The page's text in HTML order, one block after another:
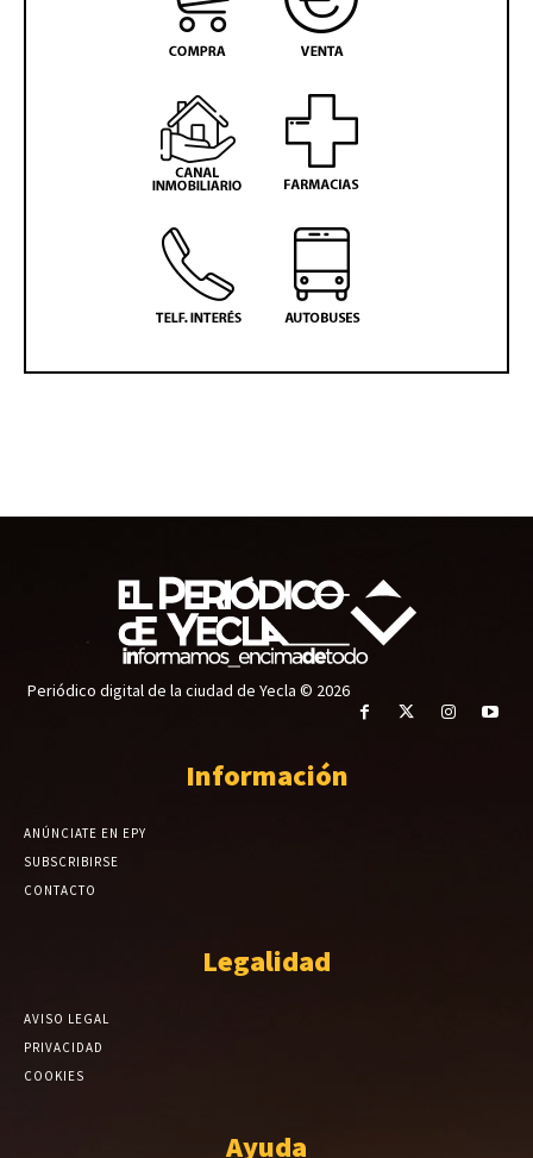
Periódico digital de la ciudad de Yecla © 2026
Información
ANÚNCIATE EN EPY
SUBSCRIBIRSE
CONTACTO
Legalidad
AVISO LEGAL
PRIVACIDAD
COOKIES
Ayuda